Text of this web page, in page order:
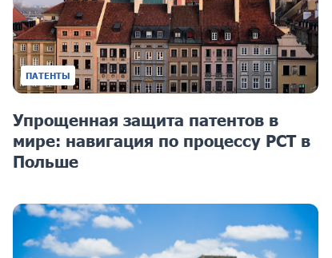
ПАТЕНТЫ
Упрощенная защита патентов в
мире: навигация по процессу PCT в
Польше